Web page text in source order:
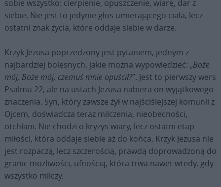
sobie wszystko: cierpienie, opuszczenie, wiarę, dar z
siebie. Nie jest to jedynie głos umierającego ciała, lecz
ostatni znak życia, które oddaje siebie w darze.
Krzyk Jezusa poprzedzony jest pytaniem, jednym z
najbardziej bolesnych, jakie można wypowiedzieć: „Boże
mój, Boże mój, czemuś mnie opuścił?”. Jest to pierwszy wers
Psalmu 22, ale na ustach Jezusa nabiera on wyjątkowego
znaczenia. Syn, który zawsze żył w najściślejszej komunii z
Ojcem, doświadcza teraz milczenia, nieobecności,
otchłani. Nie chodzi o kryzys wiary, lecz ostatni etap
miłości, która oddaje siebie aż do końca. Krzyk Jezusa nie
jest rozpaczą, lecz szczerością, prawdą doprowadzoną do
granic możliwości, ufnością, która trwa nawet wtedy, gdy
wszystko milczy.